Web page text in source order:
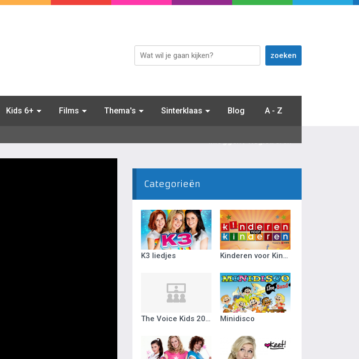
Kids 6+ Films Thema's Sinterklaas Blog A - Z
Inloggen / Registreren
Categorieën
K3 liedjes Kinderen voor Kinderen
The Voice Kids 2018 Minidisco